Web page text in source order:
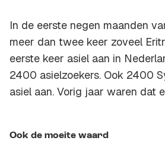
In de eerste negen maanden
meer dan twee keer zoveel
eerste keer asiel aan in
2400 asielzoekers. Ook 2400
asiel aan. Vorig jaar waren dat
Ook de moeite waard